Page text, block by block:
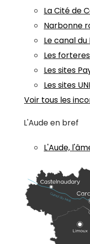
La Cité de
Narbonne
Le canal du
Les
Les sites
Les sites
Voir tous les
L'Aude en bref
L'Aude,